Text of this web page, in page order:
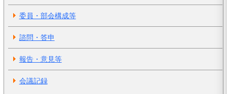
委員・部会構成等
諮問・答申
報告・意見等
会議記録